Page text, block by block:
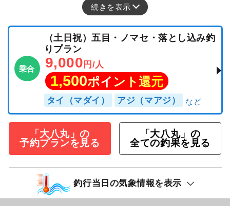
続きを表示
乗合
（土日祝）五目・ノマセ・落とし込み釣
りプラン
9,000 円/人
1,500ポイント還元
タイ（マダイ） アジ（マアジ）
「大八丸」の
予約プランを見る
「大八丸」の
全ての釣果を見る
釣行当日の気象情報を表示